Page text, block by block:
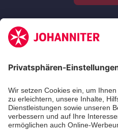
Zertifizierung der
Die Johanniter GmbH
des Deutschen